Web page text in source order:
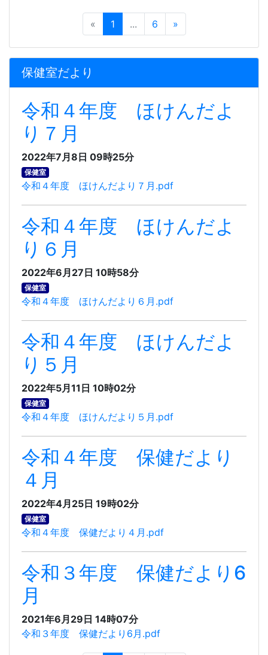
« 1 ... 6 »
保健室だより
令和４年度 ほけんだよ
り７月
2022年7月8日 09時25分
保健室
令和４年度 ほけんだより７月.pdf
令和４年度 ほけんだよ
り６月
2022年6月27日 10時58分
保健室
令和４年度 ほけんだより６月.pdf
令和４年度 ほけんだよ
り５月
2022年5月11日 10時02分
保健室
令和４年度 ほけんだより５月.pdf
令和４年度 保健だより
４月
2022年4月25日 19時02分
保健室
令和４年度 保健だより４月.pdf
令和３年度 保健だより6
月
2021年6月29日 14時07分
令和３年度 保健だより6月.pdf